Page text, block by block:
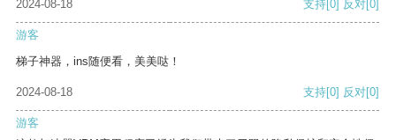
2024-08-18 支持 [0] 反对 [0]
游客
梯子神器，ins随便看，美美哒！
2024-08-18 支持[0] 反对[0]
游客